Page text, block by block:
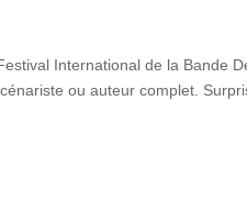
International de la Bande
ou auteur complet.